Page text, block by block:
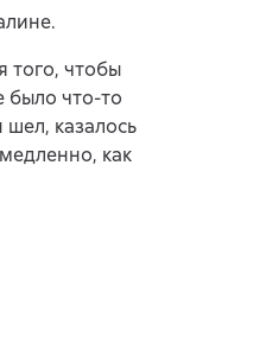
того, чтобы
было что-то
казалось
как